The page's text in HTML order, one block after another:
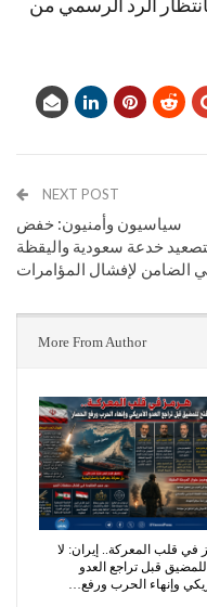
NEXT POST
سياسيون وأمنيون: خفض
خدعة سعودية واليقظة
الضامن لإفشال المؤامرات
More From Author
في قلب المعركة.. إيران: لا
قبل تراجع العدو
وإنهاء الحرب ورفع…